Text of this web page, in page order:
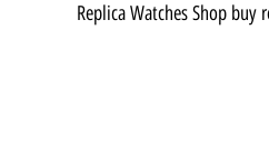
Replica Watches Shop buy